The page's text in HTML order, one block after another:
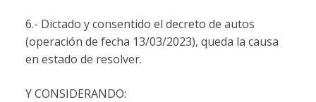
6.- Dictado y consentido el decreto de autos
(operación de fecha 13/03/2023), queda la causa
en estado de resolver.
Y CONSIDERANDO: